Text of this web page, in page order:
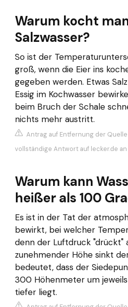
Warum kocht
Salzwasser?
So ist der
groß, wenn die Eier ins
gegeben werden. Etwas
Essig im Kochwasser
beim Bruch der Schale
nichts mehr austritt.
Antrag auf Entfernung der Quelle
vollständige Antwort auf lecker.de an
Warum kann
heißer als 100
Es ist in der Tat der
bewirkt, bei welcher
denn der Luftdruck "drückt"
zunehmender Höhe sinkt
bedeutet, dass der
300 Höhenmeter um jeweils
tiefer liegt.